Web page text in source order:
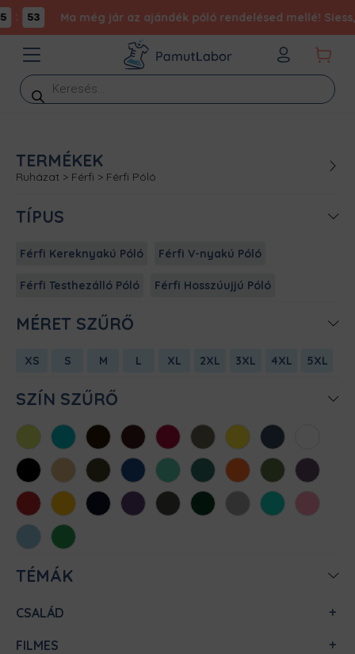
53 Ma még jár az ajándék póló rendelésed mellé!
Products
search
TERMÉKEK
Ruházat > Férfi > Férfi Póló
TÍPUS
Férfi Kereknyakú Póló Férfi V-nyakú Póló
Férfi Testhezálló Póló Férfi Hosszúujjú Póló
MÉRET SZŰRŐ
XS S M L XL 2XL 3XL 4XL 5XL
SZÍN SZŰRŐ
AlmazöldAtollkékBarnaBordóChili Cink Citromsárga
Denim
FeketeHomokKhaki KirálykékMentaMéregzöld
NarancsOliva Padlizsán
Piros SárgaSötétkékSötétlilaSötétszürke
SötétzöldSportszürke
Türkiz
Világos
rózsaszín
Világoskék
Zöld
TÉMÁK
CSALÁD
FILMES